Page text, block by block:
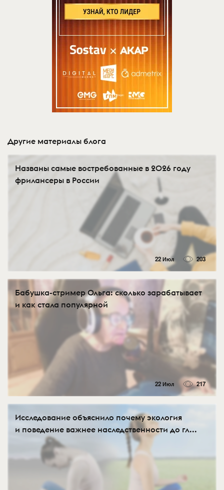
Другие материалы блога
Названы самые востребованные в 2026 году
фрилансеры в России
22 Июл 203
Бабушка-стример Ольга: сколько зарабатывает
и как стала популярной
22 Июл 217
Исследование объяснило почему экология
и поведение важнее наследственности до гл...